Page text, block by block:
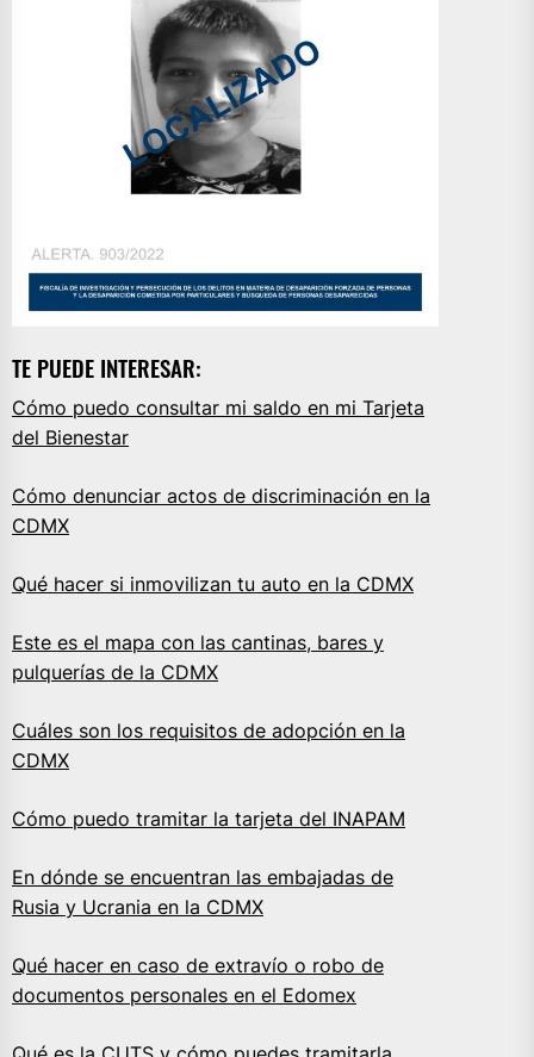
TE PUEDE INTERESAR:
Cómo puedo consultar mi saldo en mi Tarjeta
del Bienestar
Cómo denunciar actos de discriminación en la
CDMX
Qué hacer si inmovilizan tu auto en la CDMX
Este es el mapa con las cantinas, bares y
pulquerías de la CDMX
Cuáles son los requisitos de adopción en la
CDMX
Cómo puedo tramitar la tarjeta del INAPAM
En dónde se encuentran las embajadas de
Rusia y Ucrania en la CDMX
Qué hacer en caso de extravío o robo de
documentos personales en el Edomex